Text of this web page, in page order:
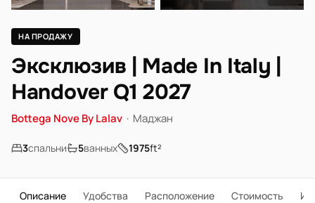
НА ПРОДАЖУ
Эксклюзив | Made In Italy |
Handover Q1 2027
Bottega Nove By Lalav · Маджан
3спальни 5ванных 1975ft²
Описание Удобства Расположение Стоимость